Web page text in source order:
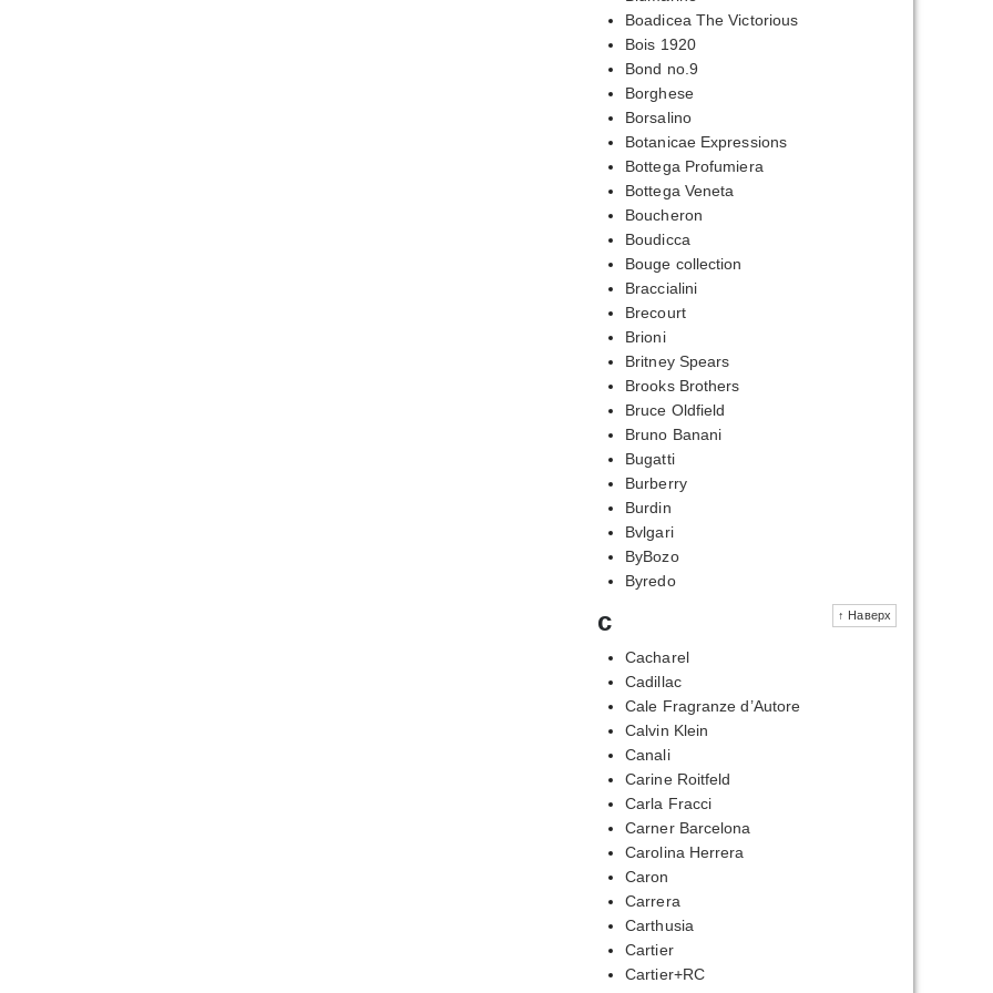
Boadicea The Victorious
Bois 1920
Bond no.9
Borghese
Borsalino
Botanicae Expressions
Bottega Profumiera
Bottega Veneta
Boucheron
Boudicca
Bouge collection
Braccialini
Brecourt
Brioni
Britney Spears
Brooks Brothers
Bruce Oldfield
Bruno Banani
Bugatti
Burberry
Burdin
Bvlgari
ByBozo
Byredo
↑ Наверх
c
Cacharel
Cadillac
Cale Fragranze d’Autore
Calvin Klein
Canali
Carine Roitfeld
Carla Fracci
Carner Barcelona
Carolina Herrera
Caron
Carrera
Carthusia
Cartier
Cartier+RC